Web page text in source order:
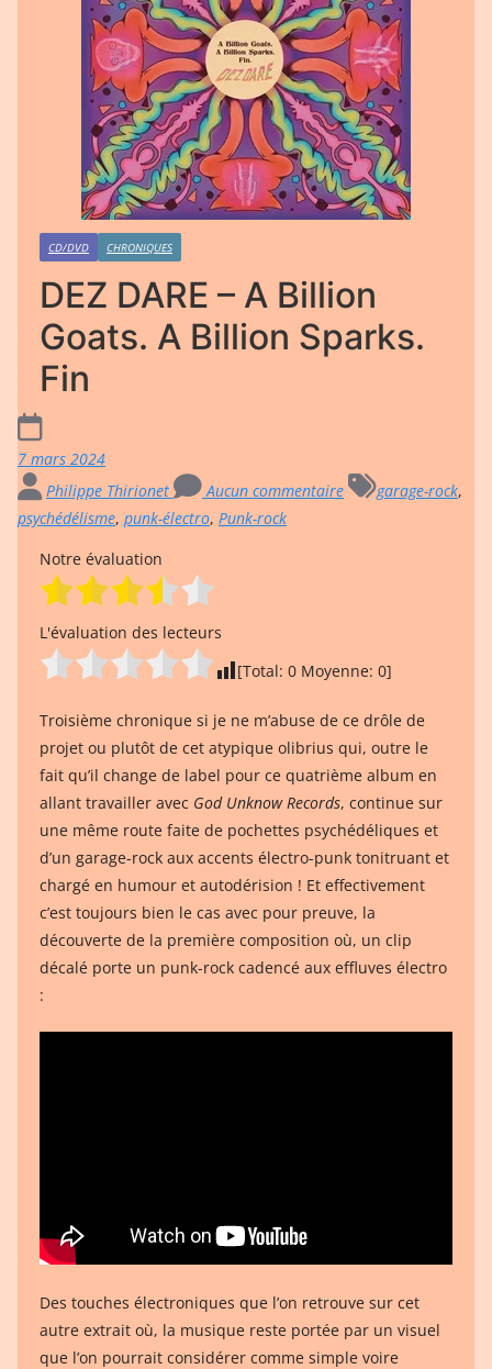
CD/DVD CHRONIQUES
DEZ DARE – A Billion
Goats. A Billion Sparks.
Fin
7 mars 2024
Philippe Thirionet
Aucun commentaire garage-rock,
psychédélisme, punk-électro, Punk-rock
Notre évaluation
L'évaluation des lecteurs
[Total: 0 Moyenne: 0]
Troisième chronique si je ne m’abuse de ce drôle de
projet ou plutôt de cet atypique olibrius qui, outre le
fait qu’il change de label pour ce quatrième album en
allant travailler avec God Unknow Records, continue sur
une même route faite de pochettes psychédéliques et
d’un garage-rock aux accents électro-punk tonitruant et
chargé en humour et autodérision ! Et effectivement
c’est toujours bien le cas avec pour preuve, la
découverte de la première composition où, un clip
décalé porte un punk-rock cadencé aux effluves électro
:
Des touches électroniques que l’on retrouve sur cet
autre extrait où, la musique reste portée par un visuel
que l’on pourrait considérer comme simple voire